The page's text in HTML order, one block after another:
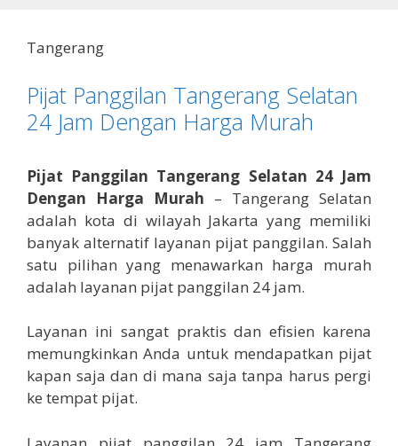
Tangerang
Pijat Panggilan Tangerang Selatan
24 Jam Dengan Harga Murah
Pijat Panggilan Tangerang Selatan 24 Jam
Dengan Harga Murah – Tangerang Selatan
adalah kota di wilayah Jakarta yang memiliki
banyak alternatif layanan pijat panggilan. Salah
satu pilihan yang menawarkan harga murah
adalah layanan pijat panggilan 24 jam.
Layanan ini sangat praktis dan efisien karena
memungkinkan Anda untuk mendapatkan pijat
kapan saja dan di mana saja tanpa harus pergi
ke tempat pijat.